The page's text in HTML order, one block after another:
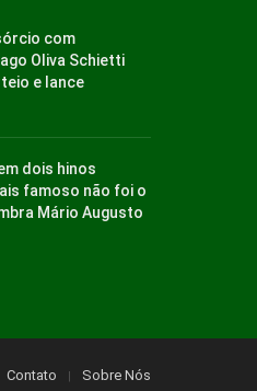
com
Oliva Schietti
e lance
dois hinos
famoso não foi o
Mário Augusto
Contato Sobre Nós